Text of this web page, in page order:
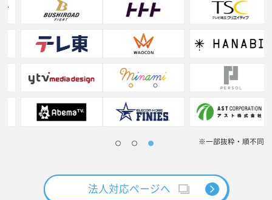
※一部抜粋・順不同
法人対応ページへ